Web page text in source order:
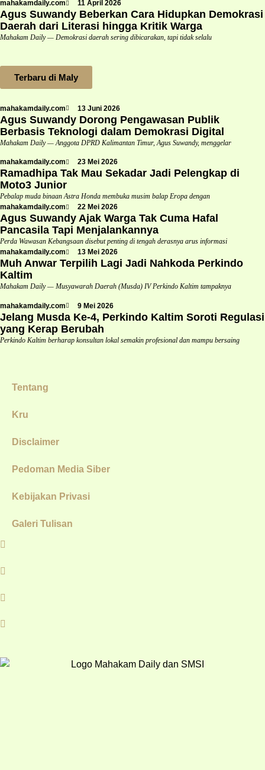
mahakamdaily.com 11 April 2026
Agus Suwandy Beberkan Cara Hidupkan Demokrasi
Daerah dari Literasi hingga Kritik Warga
Mahakam Daily — Demokrasi daerah sering dibicarakan, tapi tidak selalu
Terbaru di Maly
mahakamdaily.com 13 Juni 2026
Agus Suwandy Dorong Pengawasan Publik
Berbasis Teknologi dalam Demokrasi Digital
Mahakam Daily — Anggota DPRD Kalimantan Timur, Agus Suwandy, menggelar
mahakamdaily.com 23 Mei 2026
Ramadhipa Tak Mau Sekadar Jadi Pelengkap di
Moto3 Junior
Pebalap muda binaan Astra Honda membuka musim balap Eropa dengan
mahakamdaily.com
22 Mei 2026
Agus Suwandy Ajak Warga Tak Cuma Hafal
Pancasila Tapi Menjalankannya
Perda Wawasan Kebangsaan disebut penting di tengah derasnya arus informasi
mahakamdaily.com
13 Mei 2026
Muh Anwar Terpilih Lagi Jadi Nahkoda Perkindo
Kaltim
Mahakam Daily — Musyawarah Daerah (Musda) IV Perkindo Kaltim tampaknya
mahakamdaily.com 9 Mei 2026
Jelang Musda Ke-4, Perkindo Kaltim Soroti Regulasi
yang Kerap Berubah
Perkindo Kaltim berharap konsultan lokal semakin profesional dan mampu bersaing
Tentang
Kru
Disclaimer
Pedoman Media Siber
Kebijakan Privasi
Galeri Tulisan